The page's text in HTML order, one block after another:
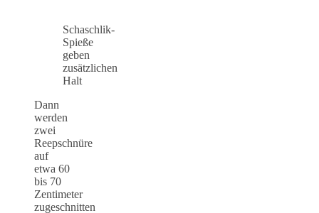
Schaschlik-
Spieße
geben
zusätzlichen
Halt
Dann
werden
zwei
Reepschnüre
auf
etwa 60
bis 70
Zentimeter
zugeschnitten